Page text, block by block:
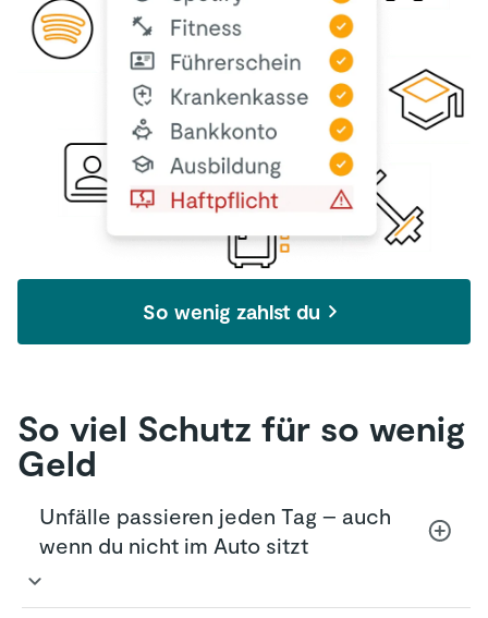
So wenig zahlst du
So viel Schutz für so wenig
Geld
Unfälle passieren jeden Tag – auch
wenn du nicht im Auto sitzt